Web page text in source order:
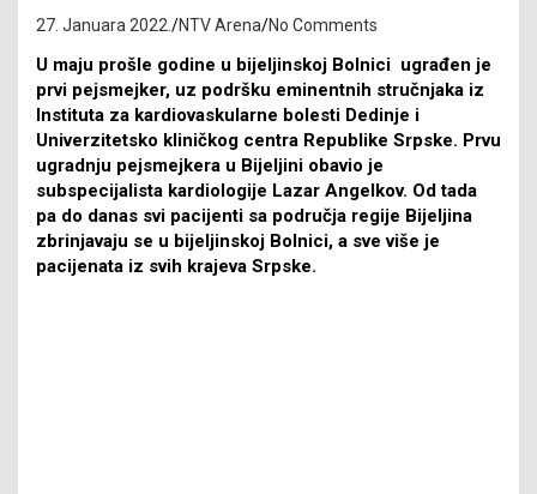
27. Januara 2022. NTV Arena No Comments
U maju prošle godine u bijeljinskoj Bolnici ugrađen je
prvi pejsmejker, uz podršku eminentnih stručnjaka iz
Instituta za kardiovaskularne bolesti Dedinje i
Univerzitetsko kliničkog centra Republike Srpske. Prvu
ugradnju pejsmejkera u Bijeljini obavio je
subspecijalista kardiologije Lazar Angelkov. Od tada
pa do danas svi pacijenti sa područja regije Bijeljina
zbrinjavaju se u bijeljinskoj Bolnici, a sve više je
pacijenata iz svih krajeva Srpske.